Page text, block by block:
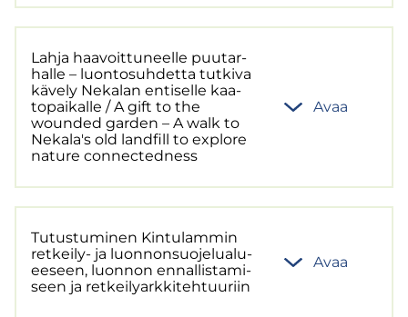
Lahja haa­voit­tu­neel­le puu­tar­
hal­le – luon­to­suh­det­ta tut­ki­va
kä­ve­ly Ne­ka­lan en­ti­sel­le kaa­
to­pai­kal­le / A gift to the
wounded gar­den – A walk to
Ne­ka­la's old land­fill to explore
na­tu­re con­nec­ted­ness
Avaa
Tu­tus­tu­mi­nen Kin­tu­lam­min
retkeily-​ ja luon­non­suo­je­lua­lu­
ee­seen, luon­non en­nal­lis­ta­mi­
seen ja ret­kei­ly­ark­ki­teh­tuu­riin
Avaa